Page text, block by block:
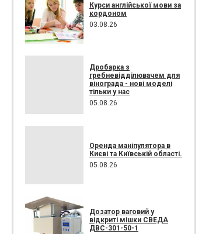
Курси англійської мови за
кордоном
03.08.26
Дробарка з
гребневідділювачем для
вінограда - нові моделі
тільки у нас
05.08.26
Оренда маніпулятора в
Києві та Київській області.
05.08.26
Дозатор ваговий у
відкриті мішки СВЕДА
ДВС-301-50-1